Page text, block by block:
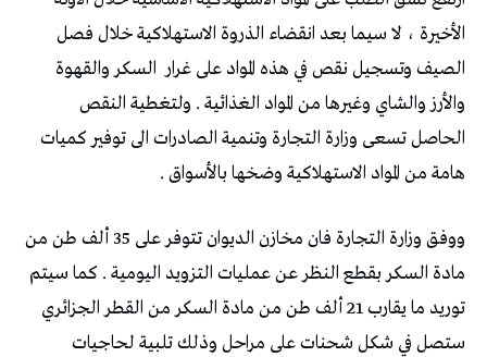
الأخيرة ، لا سيما بعد انقضاء الذروة الاستهلاكية خلال فصل
الصيف وتسجيل نقص في هذه المواد على غرار السكر والقهوة
والأرز والشاي وغيرها من المواد الغذائية . ولتغطية النقص
الحاصل تسعى وزارة التجارة وتنمية الصادرات الى توفير كميات
هامة من المواد الاستهلاكية وضخها بالأسواق .
ووفق وزارة التجارة فان مخازن الديوان تتوفر على 35 ألف طن من
مادة السكر بقطع النظر عن عمليات التزويد اليومية . كما سيتم
توريد ما يقارب 21 ألف طن من مادة السكر من القطر الجزائري
ستصل في شكل شحنات على مراحل وذلك تلبية لحاجيات